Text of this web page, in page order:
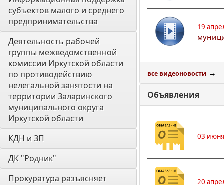
субъектов малого и среднего
предпринимательства
Деятельность рабочей
группы межведомственной
комиссии Иркутской области
по противодействию
нелегальной занятости на
территории Заларинского
муниципального округа
Иркутской области
КДН и ЗП
ДК "Родник"
Прокуратура разъясняет
19
все видеоновости →
Объявления
03
20